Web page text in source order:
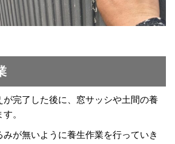
が完了した後に、窓サッシや土間の養
。
みが無いように養生作業を行っていき